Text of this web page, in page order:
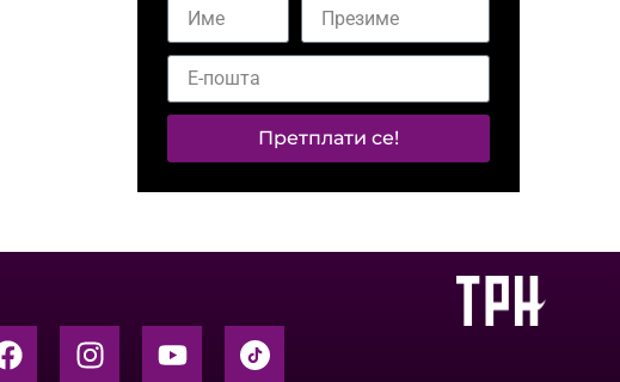
Претплати се!